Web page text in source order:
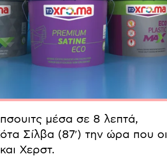
μέσα σε 8 λεπτά,
Σίλβα (87′) την ώρα που οι
Χερστ.